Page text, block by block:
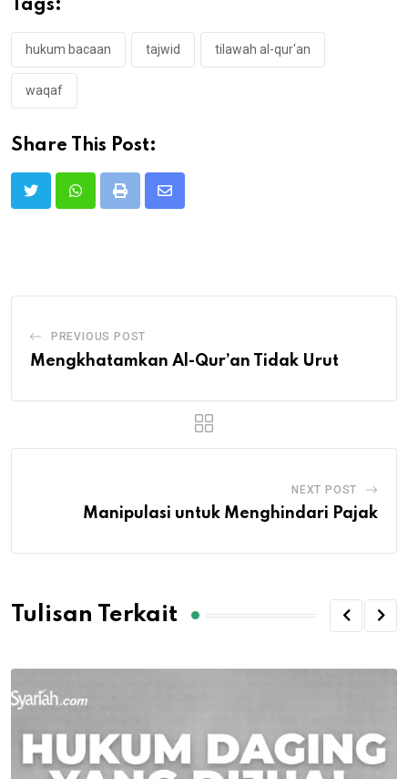
Tags:
hukum bacaan tajwid tilawah al-qur'an
waqaf
Share This Post:
Print
Share
PREVIOUS POST
Mengkhatamkan Al-Qur’an Tidak Urut
NEXT POST
Manipulasi untuk Menghindari Pajak
Tulisan Terkait